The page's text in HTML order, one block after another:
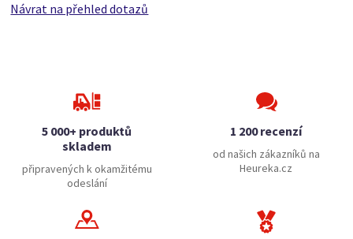
Návrat na přehled dotazů
5 000+ produktů
skladem
připravených k okamžitému
odeslání
1 200 recenzí
od našich zákazníků na
Heureka.cz